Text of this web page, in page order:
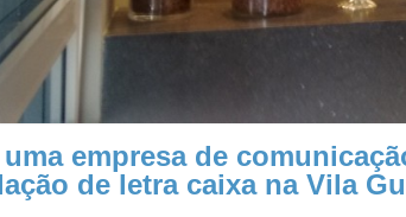
uma empresa de
de letra caixa na Vila